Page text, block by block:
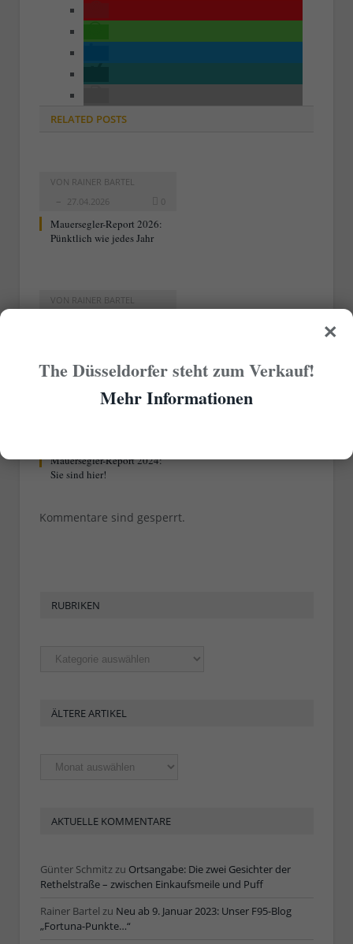
RELATED POSTS
VON RAINER BARTEL
27.04.2026
0
Mauersegler-Report 2026:
Pünktlich wie jedes Jahr
VON RAINER BARTEL
Mauersegler-Report 2024:
Sie sind hier!
Kommentare sind gesperrt.
RUBRIKEN
Rubriken
ÄLTERE ARTIKEL
Ältere
Artikel
AKTUELLE KOMMENTARE
Günter Schmitzzu Ortsangabe: Die zwei Gesichter der
Rethelstraße – zwischen Einkaufsmeile und Puff
Rainer Bartel zu Neu ab 9. Januar 2023: Unser F95-Blog
„Fortuna-Punkte…“
×
The Düsseldorfer steht zum Verkauf!
Mehr Informationen